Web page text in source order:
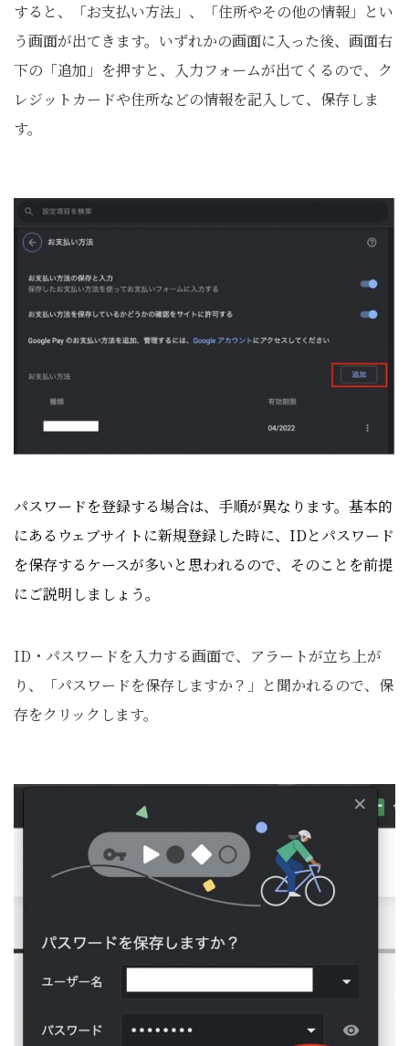
すると、「お支払い方法」、「住所やその他の情報」とい
う画面が出てきます。いずれかの画面に入った後、画面右
下の「追加」を押すと、入力フォームが出てくるので、ク
レジットカードや住所などの情報を記入して、保存しま
す。
パスワードを登録する場合は、手順が異なります。基本的
にあるウェブサイトに新規登録した時に、IDとパスワード
を保存するケースが多いと思われるので、そのことを前提
にご説明しましょう。
ID・パスワードを入力する画面で、アラートが立ち上が
り、「パスワードを保存しますか？」と聞かれるので、保
存をクリックします。